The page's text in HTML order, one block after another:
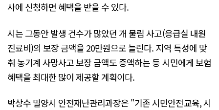
사에 신청하면 혜택을 받을 수 있다.
시는 그동안 발생 건수가 많았던 개 물림 사고(응급실 내원
진료비)의 보장 금액을 20만원으로 늘린다. 지역 특성에 맞
춰 농기계 사망사고 보장 금액도 증액하는 등 시민에게 보험
혜택을 최대한 많이 제공할 계획이다.
박상수 밀양시 안전재난관리과장은 "기존 시민안전교육, 시